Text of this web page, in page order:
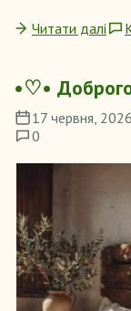
Читати далі
•♡•
17 червня,
0